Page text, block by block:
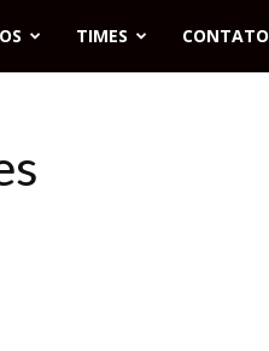
TIMES CONTATO